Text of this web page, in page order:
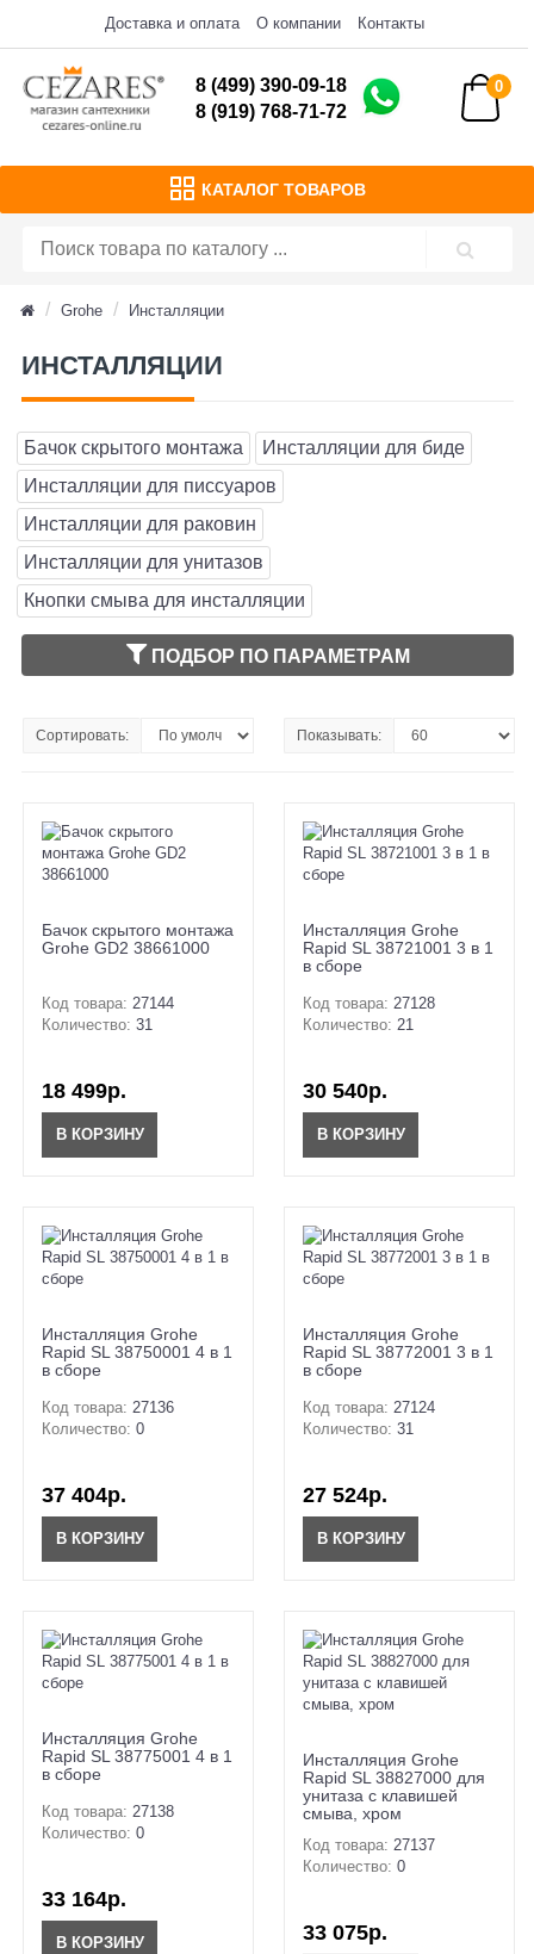
Доставка и оплата О компании Контакты
8 (499) 390-09-18
8 (919) 768-71-72
0
КАТАЛОГ ТОВАРОВ
Grohe Инсталляции
ИНСТАЛЛЯЦИИ
Бачок скрытого монтажа
Инсталляции для биде
Инсталляции для писсуаров
Инсталляции для раковин
Инсталляции для унитазов
Кнопки смыва для инсталляции
ПОДБОР ПО ПАРАМЕТРАМ
Сортировать: Показывать:
Бачок скрытого монтажа
Grohe GD2 38661000
Код товара: 27144
Количество: 31
18 499р.
В КОРЗИНУ
Инсталляция Grohe
Rapid SL 38721001 3 в 1
в сборе
Код товара: 27128
Количество: 21
30 540р.
В КОРЗИНУ
Инсталляция Grohe
Rapid SL 38750001 4 в 1
в сборе
Код товара: 27136
Количество: 0
37 404р.
В КОРЗИНУ
Инсталляция Grohe
Rapid SL 38772001 3 в 1
в сборе
Код товара: 27124
Количество: 31
27 524р.
В КОРЗИНУ
Инсталляция Grohe
Rapid SL 38775001 4 в 1
в сборе
Код товара: 27138
Количество: 0
33 164р.
В КОРЗИНУ
Инсталляция Grohe
Rapid SL 38827000 для
унитаза с клавишей
смыва, хром
Код товара: 27137
Количество: 0
33 075р.